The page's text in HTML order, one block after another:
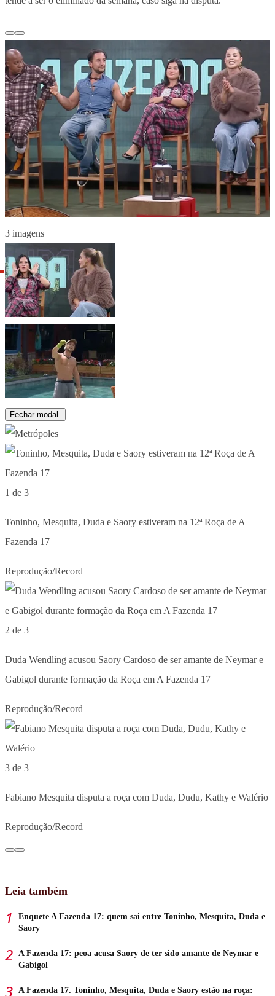
3 imagens
Fechar modal.
1 de 3
Toninho, Mesquita, Duda e Saory estiveram na 12ª Roça de A
Fazenda 17
Reprodução/Record
2 de 3
Duda Wendling acusou Saory Cardoso de ser amante de Neymar e
Gabigol durante formação da Roça em A Fazenda 17
Reprodução/Record
3 de 3
Fabiano Mesquita disputa a roça com Duda, Dudu, Kathy e Walério
Reprodução/Record
Leia também
Enquete A Fazenda 17: quem sai entre Toninho, Mesquita, Duda e
Saory
A Fazenda 17: peoa acusa Saory de ter sido amante de Neymar e
Gabigol
A Fazenda 17. Toninho, Mesquita, Duda e Saory estão na roça: